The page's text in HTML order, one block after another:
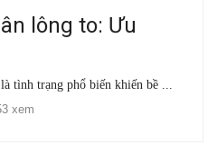
lông to: Ưu
tình trạng phổ biến khiến bề ...
xem